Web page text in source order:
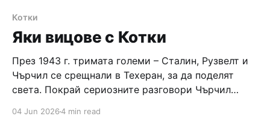
Котки
Яки вицове с Котки
През 1943 г. тримата големи – Сталин, Рузвелт и
Чърчил се срещнали в Техеран, за да поделят
света. Покрай сериозните разговори Чърчил
04 Jun 20264 min read